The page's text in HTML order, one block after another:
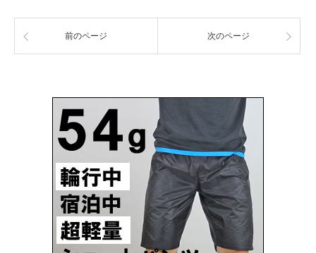
前のページ 次のページ